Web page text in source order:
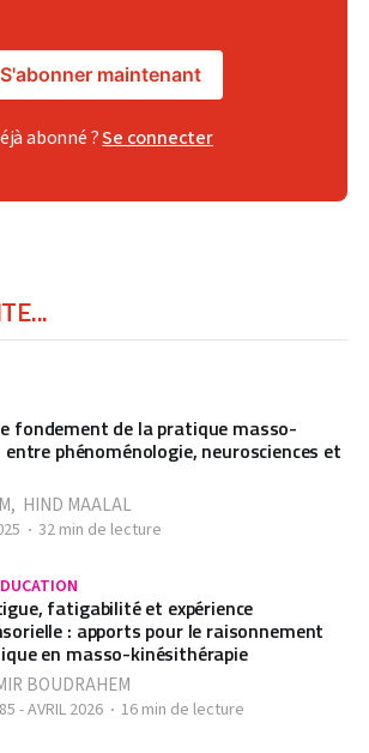
S'abonner maintenant
abonné ?Se connecter
fondement de la pratique masso-
phénoménologie, neurosciences et
, HIND MAALAL
32 min de lecture
fatigabilité et expérience
: apports pour le raisonnement
en masso-kinésithérapie
BOUDRAHEM
- AVRIL 2026 16 min de lecture